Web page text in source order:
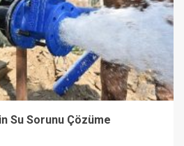
Su Sorunu Çözüme